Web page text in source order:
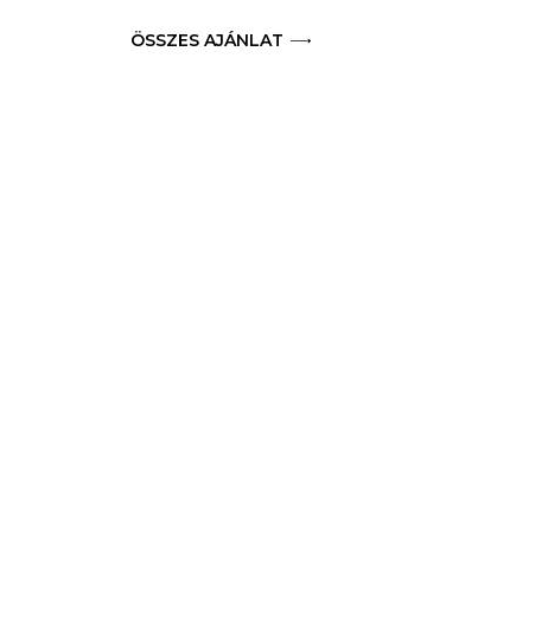
ÖSSZES AJÁNLAT